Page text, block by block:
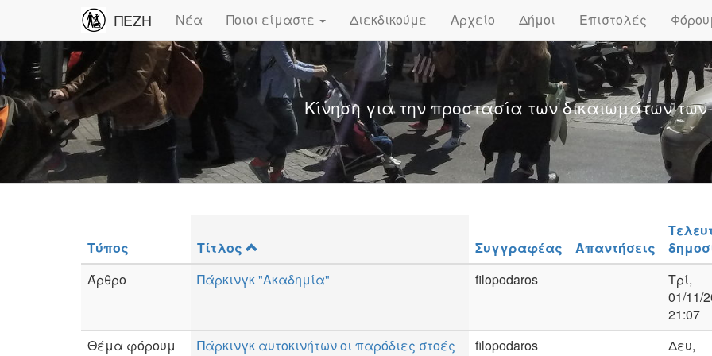
ΠΕΖΗ Νέα Ποιοι είμαστε Διεκδικούμε Αρχείο Δήμοι Επιστολές
Κίνηση για την προστασία των δικαιωμάτων
Τύπος Τίτλος Συγγραφέας Απαντήσεις
Άρθρο
Πάρκινγκ "Ακαδημία" filopodaros
Τρί,
01/11/
21:07
Θέμα φόρουμ
Πάρκινγκ αυτοκινήτων οι παρόδιες στοές filopodaros
Δευ,